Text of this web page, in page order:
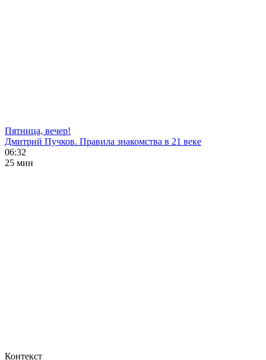
Пятница, вечер!
Дмитрий Пучков. Правила знакомства в 21 веке
06:32
25 мин
Контекст